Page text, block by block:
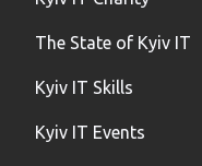
The State of Kyiv IT
Kyiv IT Skills
Kyiv IT Events